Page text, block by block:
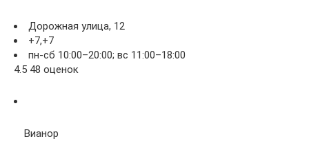
Дорожная улица, 12
+7,+7
пн-сб 10:00–20:00; вс 11:00–18:00
4.5 48 оценок
Вианор